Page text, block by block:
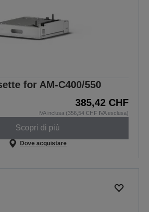
for AM-C400/550
385,42 CHF
IVA inclusa (356,54 CHF IVA esclusa)
Scopri di più
Dove acquistare